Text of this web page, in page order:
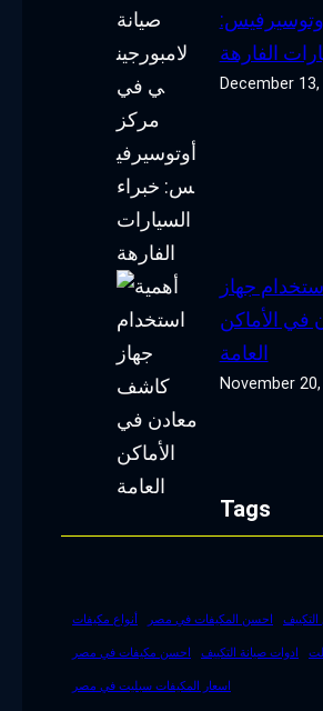
الفارهة
December 13,
جهاز
الأماكن
العامة
November
Tags
أنواع مكيفات احسن المكيفات في مصر
احسن مكيفات في مصر ادوات صيانة التكييف
اسعار المكيفات سبليت في مصر